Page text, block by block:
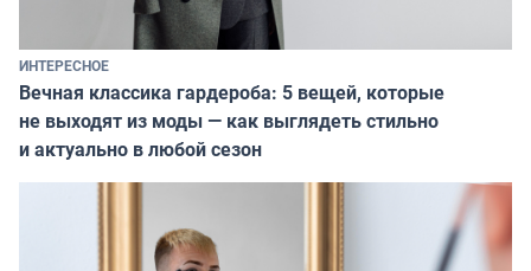
ИНТЕРЕСНОЕ
Вечная классика гардероба: 5 вещей, которые
не выходят из моды — как выглядеть стильно
и актуально в любой сезон